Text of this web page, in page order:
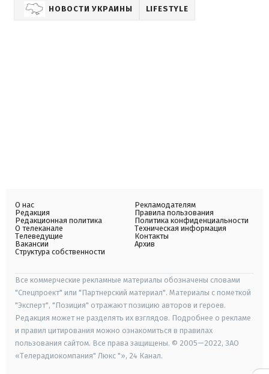
НОВОСТИ УКРАИНЫ LIFESTYLE
О нас
Редакция
Редакционная политика
О телеканале
Телеведущие
Вакансии
Структура собственности
Рекламодателям
Правила пользования
Политика конфиденциальности
Техническая информация
Контакты
Архив
Все коммерческие рекламные материалы обозначены словами
"Спецпроект" или "Партнерский материал". Материалы с пометкой
"Эксперт", "Позиция" отражают позицию авторов и героев.
Редакция может не разделять их взглядов. Подробнее о рекламе
и правил цитирования можно ознакомиться в правилах
пользования сайтом. Все права защищены. © 2005—2022, ЗАО
«Телерадиокомпания" Люкс "», 24 Канал.